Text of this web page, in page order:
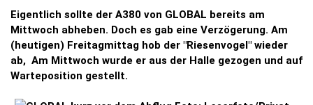
Eigentlich sollte der A380 von GLOBAL bereits am
Mittwoch abheben. Doch es gab eine Verzögerung. Am
(heutigen) Freitagmittag hob der "Riesenvogel" wieder
ab, Am Mittwoch wurde er aus der Halle gezogen und auf
Warteposition gestellt.